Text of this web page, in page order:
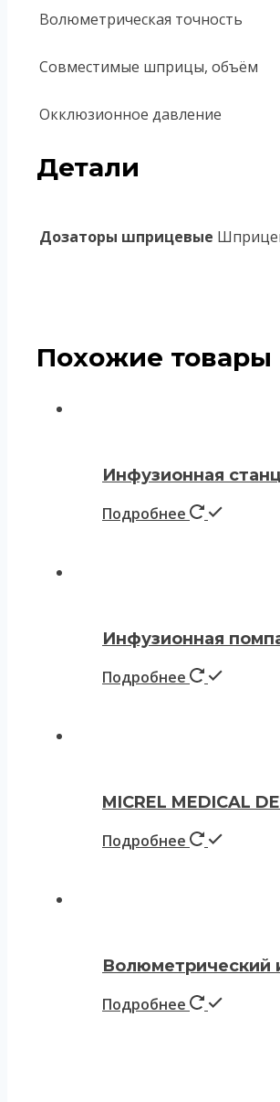
Волюметрическая точность
Совместимые шприцы, объём
Окклюзионное давление
Детали
Дозаторы шприцевые
Похожие товары
Инфузионная
Подробнее
Инфузионная
Подробнее
MICREL MEDICAL
Подробнее
Волюметрический
Подробнее